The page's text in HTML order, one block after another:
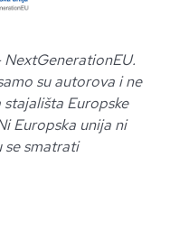
NextGenerationEU.
su autorova i ne
Europske
Europska unija ni
se smatrati